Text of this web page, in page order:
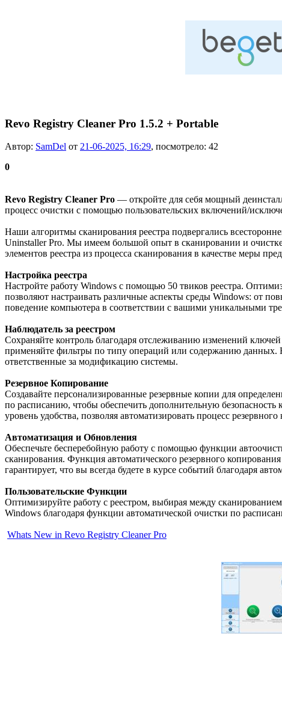
Revo Registry Cleaner Pro 1.5.2 + Portable
Автор: SamDel от 21-06-2025, 16:29, посмотрело: 42
0
Revo Registry Cleaner Pro — откройте для себя мощный
процесс очистки с помощью пользовательских включений/
Наши алгоритмы сканирования реестра подвергались
Uninstaller Pro. Мы имеем большой опыт в сканировании и
элементов реестра из процесса сканирования в качестве меры
Настройка реестра
Настройте работу Windows с помощью 50 твиков реестра.
позволяют настраивать различные аспекты среды Windows: от
поведение компьютера в соответствии с вашими уникальными
Наблюдатель за реестром
Сохраняйте контроль благодаря отслеживанию изменений
применяйте фильтры по типу операций или содержанию данных.
ответственные за модификацию системы.
Резервное Копирование
Создавайте персонализированные резервные копии для
по расписанию, чтобы обеспечить дополнительную
уровень удобства, позволяя автоматизировать процесс
Автоматизация и Обновления
Обеспечьте бесперебойную работу с помощью функции
сканирования. Функция автоматического резервного
гарантирует, что вы всегда будете в курсе событий благодаря
Пользовательские Функции
Оптимизируйте работу с реестром, выбирая между
Windows благодаря функции автоматической очистки по
Whats New in Revo Registry Cleaner Pro